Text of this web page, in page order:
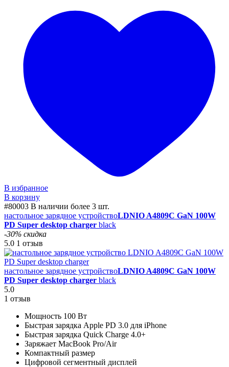
В избранное
В корзину
#80003 В наличии более 3 шт.
настольное зарядное устройствоLDNIO A4809C GaN 100W
PD Super desktop charger black
-30% скидка
5.0 1 отзыв
настольное зарядное устройствоLDNIO A4809C GaN 100W
PD Super desktop charger black
5.0
1 отзыв
Мощность 100 Вт
Быстрая зарядка Apple PD 3.0 для iPhone
Быстрая зарядка Quick Charge 4.0+
Заряжает MacBook Pro/Air
Компактный размер
Цифровой сегментный дисплей